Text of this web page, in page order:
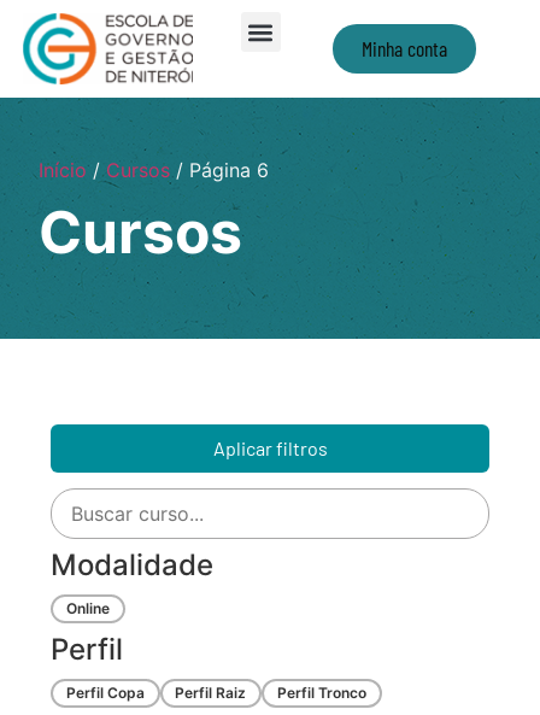
Minha conta
Início/Cursos/ Página 6
Cursos
Aplicar filtros
Modalidade
Online
Perfil
Perfil Copa Perfil Raiz Perfil Tronco